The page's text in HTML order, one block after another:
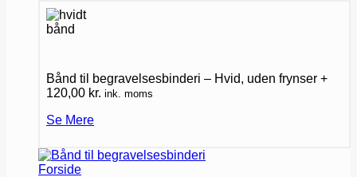
Bånd til begravelsesbinderi – Hvid, uden frynser +
120,00 kr. ink. moms
Se Mere
Forside